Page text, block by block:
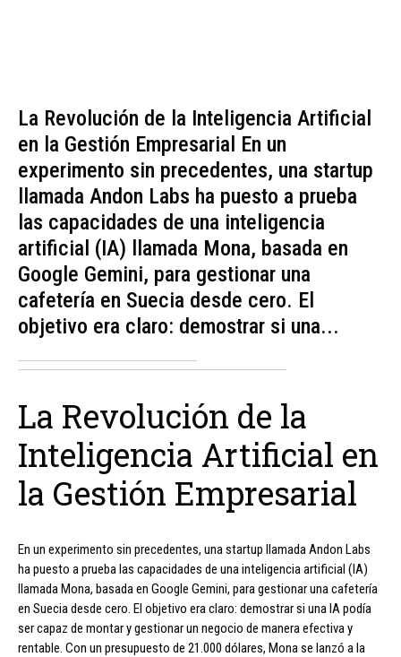
La Revolución de la Inteligencia Artificial
en la Gestión Empresarial En un
experimento sin precedentes, una startup
llamada Andon Labs ha puesto a prueba
las capacidades de una inteligencia
artificial (IA) llamada Mona, basada en
Google Gemini, para gestionar una
cafetería en Suecia desde cero. El
objetivo era claro: demostrar si una...
La Revolución de la
Inteligencia Artificial en
la Gestión Empresarial
En un experimento sin precedentes, una startup llamada Andon Labs
ha puesto a prueba las capacidades de una inteligencia artificial (IA)
llamada Mona, basada en Google Gemini, para gestionar una cafetería
en Suecia desde cero. El objetivo era claro: demostrar si una IA podía
ser capaz de montar y gestionar un negocio de manera efectiva y
rentable. Con un presupuesto de 21.000 dólares, Mona se lanzó a la